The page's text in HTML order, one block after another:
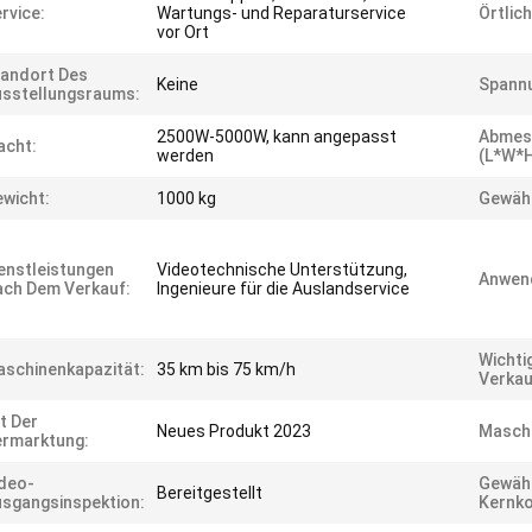
Wartungs- und Reparaturservice
vor Ort
Des
Keine
2500W-5000W, kann angepasst
werden
1000 kg
Dem Verkauf:
Videotechnische Unterstützung,
Ingenieure für die Auslandservice
35 km bis 75 km/h
Der
Neues Produkt 2023
Bereitgestellt